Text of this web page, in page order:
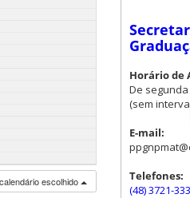
escolhido
Horário de
De
(sem
E-mail:
Telefones:
(48) 3721-